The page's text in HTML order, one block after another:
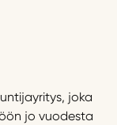
joka
jo vuodesta